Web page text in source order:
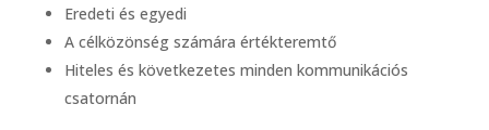
Eredeti és egyedi
A célközönség számára értékteremtő
Hiteles és következetes minden kommunikációs
csatornán